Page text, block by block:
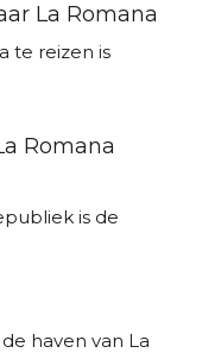
La Romana
te reizen is
Romana
is de
haven van La